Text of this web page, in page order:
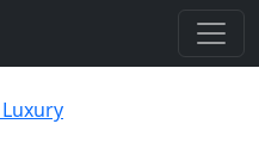
Luxury